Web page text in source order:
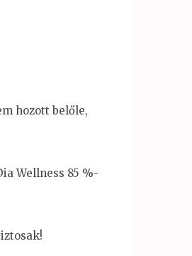
hozott belőle,
Wellness 85 %-